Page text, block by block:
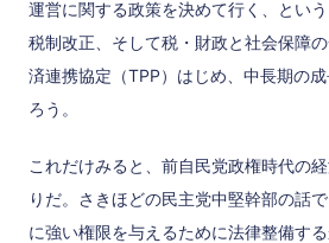
運営に関する政策を決めて行く、という
税制改正、そして税・財政と社会保障
済連携協定（TPP）はじめ、中長期の
ろう。
これだけみると、前自民党政権時代の
りだ。さきほどの民主党中堅幹部の話
に強い権限を与えるために法律整備す